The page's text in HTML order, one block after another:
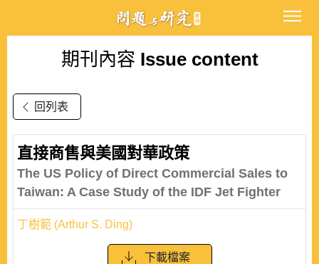
期刊內容 Issue content
回列表
直接商售與美國對華政策
The US Policy of Direct Commercial Sales to
Taiwan: A Case Study of the IDF Jet Fighter
丁樹範 (Arthur S. Ding)
下載檔案